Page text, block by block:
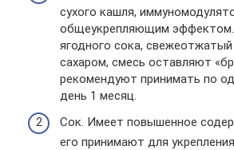
сухого кашля,
общеукрепляющим эффектом.
ягодного сока,
сахаром, смесь оставляют
рекомендуют принимать по
день 1 месяц.
Сок. Имеет повышенное
его принимают для